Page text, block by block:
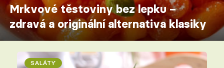
Mrkvové těstoviny bez lepku –
zdravá a originální alternativa klasiky
SALÁTY